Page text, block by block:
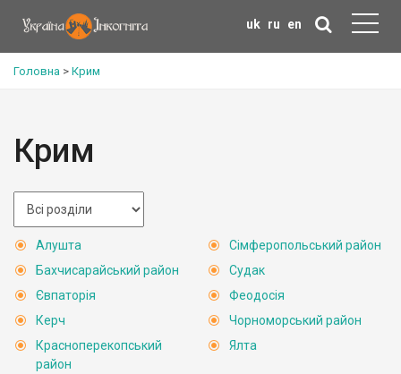
uk ru en
Головна > Крим
Крим
Алушта
Бахчисарайський район
Євпаторія
Керч
Красноперекопський
район
Сімферопольський район
Судак
Феодосія
Чорноморський район
Ялта